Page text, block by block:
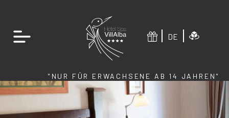
DE
"NUR FÜR ERWACHSENE AB 14 JAHREN"